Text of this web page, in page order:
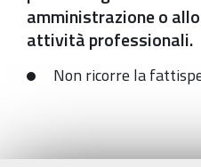
amministrazione o
attività professionali.
Non ricorre la